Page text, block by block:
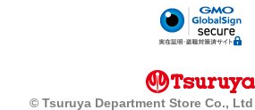
© Tsuruya Department Store Co.,